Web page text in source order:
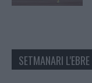
SETMANARI L'EBRE